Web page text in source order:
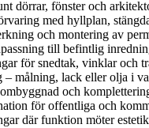
dörrar, fönster och
med hyllplan,
och montering av
till befintlig
för snedtak, vinklar och
– målning, lack eller olja i
och
för offentliga och
där funktion möter